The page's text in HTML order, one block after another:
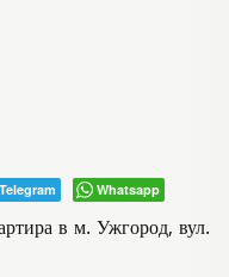
Telegram Whatsapp
в м. Ужгород, вул.